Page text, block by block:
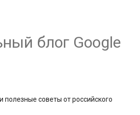
блог Google
полезные советы от российского